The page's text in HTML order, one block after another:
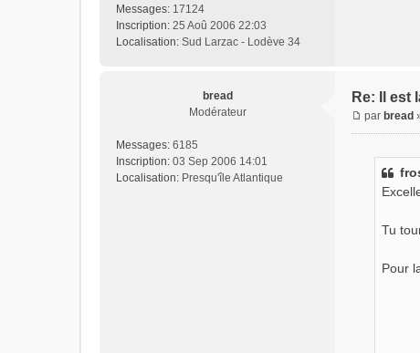
Messages: 17124
Inscription: 25 Aoû 2006 22:03
Localisation: Sud Larzac - Lodève 34
bread
Modérateur
Messages: 6185
Inscription: 03 Sep 2006 14:01
Localisation: Presqu'île Atlantique
Re: Il est
par bread
Tu
Pour